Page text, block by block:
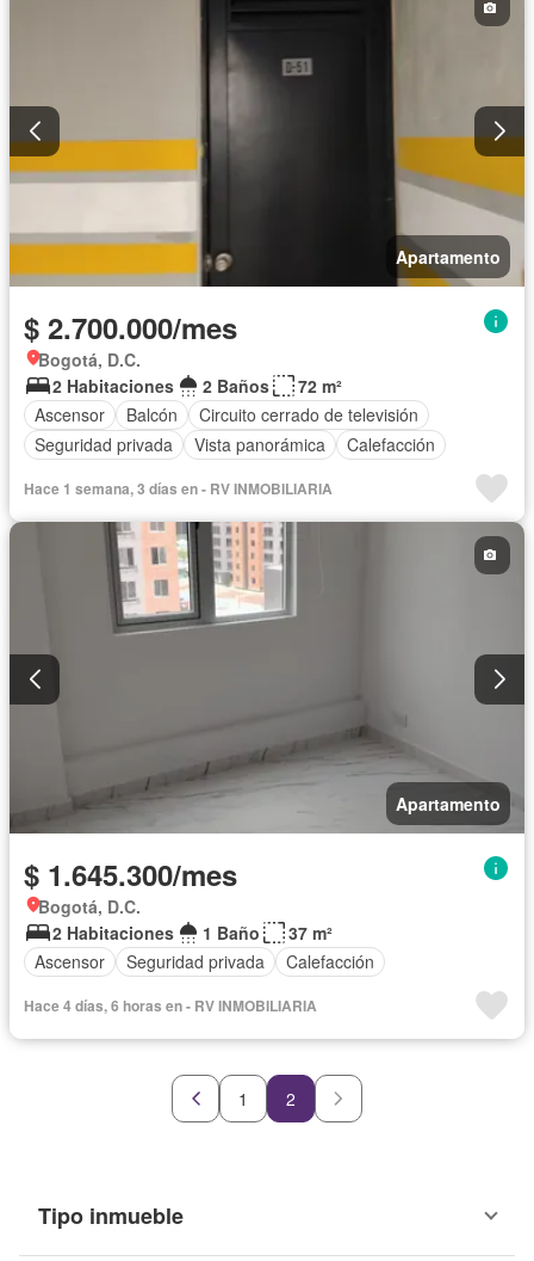
Apartamento
$ 2.700.000/mes
Bogotá, D.C.
2 Habitaciones
2 Baños
72 m²
Ascensor
Balcón
Circuito cerrado de televisión
Seguridad privada
Vista panorámica Calefacción
Hace 1 semana, 3 días en - RV INMOBILIARIA
Apartamento
$ 1.645.300/mes
Bogotá, D.C.
2 Habitaciones
1 Baño
37 m²
Ascensor
Seguridad privada Calefacción
Hace 4 días, 6 horas en - RV INMOBILIARIA
1 2
Tipo inmueble